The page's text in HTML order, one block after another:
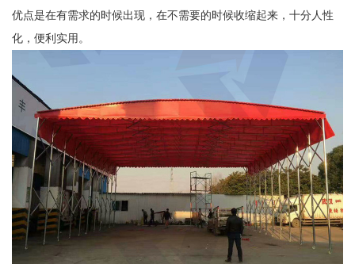
优点是在有需求的时候出现，在不需要的时候收缩起来，十分人性
化，便利实用。